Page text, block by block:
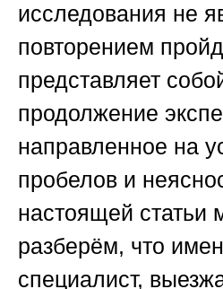
исследования не
повторением
представляет
продолжение
направленное на
пробелов и
настоящей статьи
разберём, что
специалист,